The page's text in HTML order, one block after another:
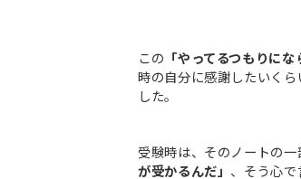
この 「やってるつもりに
時の自分に感謝したいく
した。
受験時は、そのノートの一
が受かるんだ」 、そう心で